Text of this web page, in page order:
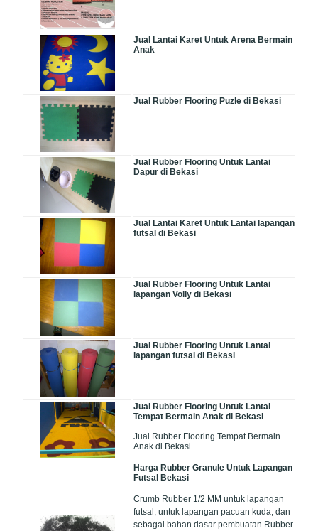
Jual Lantai Karet Untuk Arena Bermain
Anak
Jual Rubber Flooring Puzle di Bekasi
Jual Rubber Flooring Untuk Lantai
Dapur di Bekasi
Jual Lantai Karet Untuk Lantai lapangan
futsal di Bekasi
Jual Rubber Flooring Untuk Lantai
lapangan Volly di Bekasi
Jual Rubber Flooring Untuk Lantai
lapangan futsal di Bekasi
Jual Rubber Flooring Untuk Lantai
Tempat Bermain Anak di Bekasi
Jual Rubber Flooring Tempat Bermain
Anak di Bekasi
Harga Rubber Granule Untuk Lapangan
Futsal Bekasi
Crumb Rubber 1/2 MM untuk lapangan
futsal, untuk lapangan pacuan kuda, dan
sebagai bahan dasar pembuatan Rubber